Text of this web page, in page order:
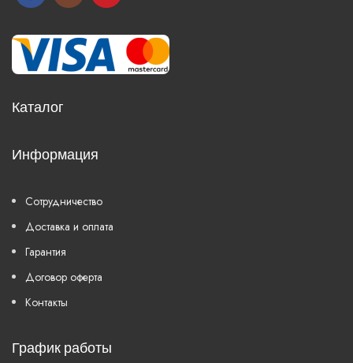
Каталог
Информация
Сотрудничество
Доставка и оплата
Гарантия
Договор оферта
Контакты
График работы